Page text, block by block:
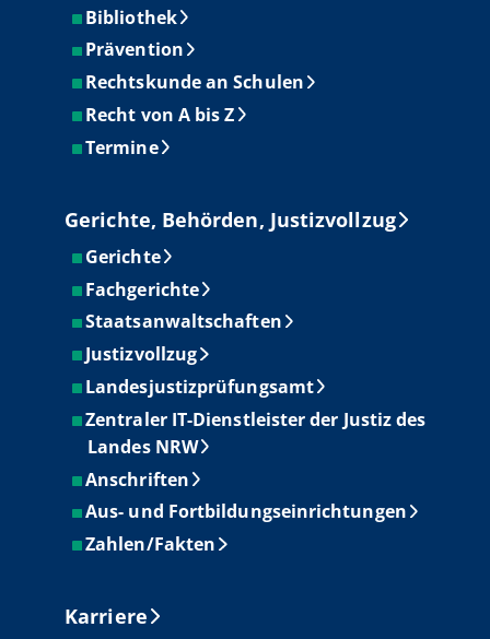
Bibliothek
Prävention
Rechtskunde an Schulen
Recht von A bis Z
Termine
Gerichte, Behörden, Justizvollzug
Gerichte
Fachgerichte
Staatsanwaltschaften
Justizvollzug
Landesjustizprüfungsamt
Zentraler IT-Dienstleister der Justiz des
Landes NRW
Anschriften
Aus- und Fortbildungseinrichtungen
Zahlen/Fakten
Karriere